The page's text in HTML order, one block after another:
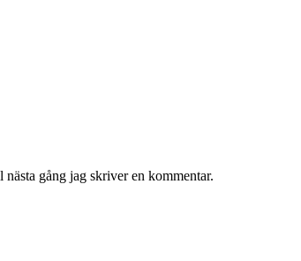
gång jag skriver en kommentar.